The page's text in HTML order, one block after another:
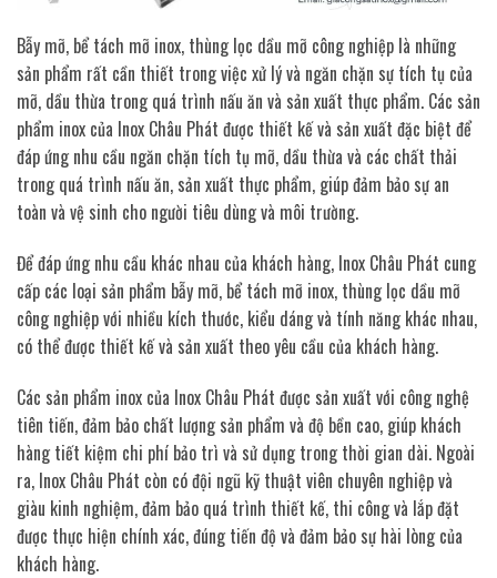
Bẫy mỡ, bể tách mỡ inox, thùng lọc dầu mỡ công nghiệp là những
sản phẩm rất cần thiết trong việc xử lý và ngăn chặn sự tích tụ của
mỡ, dầu thừa trong quá trình nấu ăn và sản xuất thực phẩm. Các sản
phẩm inox của Inox Châu Phát được thiết kế và sản xuất đặc biệt để
đáp ứng nhu cầu ngăn chặn tích tụ mỡ, dầu thừa và các chất thải
trong quá trình nấu ăn, sản xuất thực phẩm, giúp đảm bảo sự an
toàn và vệ sinh cho người tiêu dùng và môi trường.
Để đáp ứng nhu cầu khác nhau của khách hàng, Inox Châu Phát cung
cấp các loại sản phẩm bẫy mỡ, bể tách mỡ inox, thùng lọc dầu mỡ
công nghiệp với nhiều kích thước, kiểu dáng và tính năng khác nhau,
có thể được thiết kế và sản xuất theo yêu cầu của khách hàng.
Các sản phẩm inox của Inox Châu Phát được sản xuất với công nghệ
tiên tiến, đảm bảo chất lượng sản phẩm và độ bền cao, giúp khách
hàng tiết kiệm chi phí bảo trì và sử dụng trong thời gian dài. Ngoài
ra, Inox Châu Phát còn có đội ngũ kỹ thuật viên chuyên nghiệp và
giàu kinh nghiệm, đảm bảo quá trình thiết kế, thi công và lắp đặt
được thực hiện chính xác, đúng tiến độ và đảm bảo sự hài lòng của
khách hàng.